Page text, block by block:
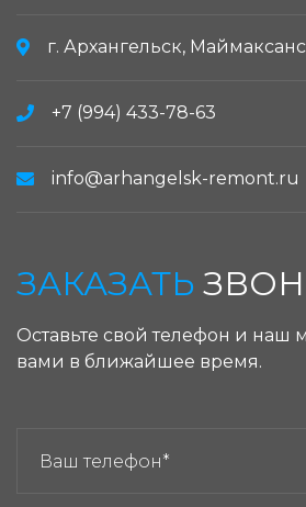
г. Архангельск,
+7 (994) 433-78-63
info@arhangelsk-remont.ru
ЗАКАЗАТЬ
Оставьте свой телефон и наш
вами в ближайшее время.